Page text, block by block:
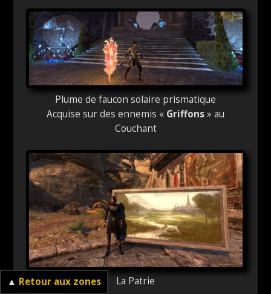
▲ Retour aux zones
Plume de faucon solaire prismatique
Acquise sur des ennemis « Griffons» au
Couchant
La Patrie